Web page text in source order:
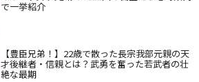
で一挙紹介
【豊臣兄弟！】22歳で散った長宗我部元親の天
才後継者・信親とは？武勇を奮った若武者の壮
絶な最期